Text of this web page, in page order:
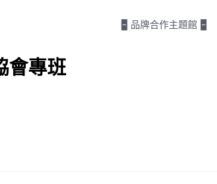
🁢 品牌合作主題館 🁢
會專班